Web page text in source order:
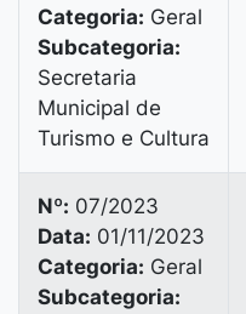
Categoria: Geral
Subcategoria:
Secretaria
Municipal de
Turismo e Cultura
Nº: 07/2023
Data: 01/11/2023
Categoria: Geral
Subcategoria: